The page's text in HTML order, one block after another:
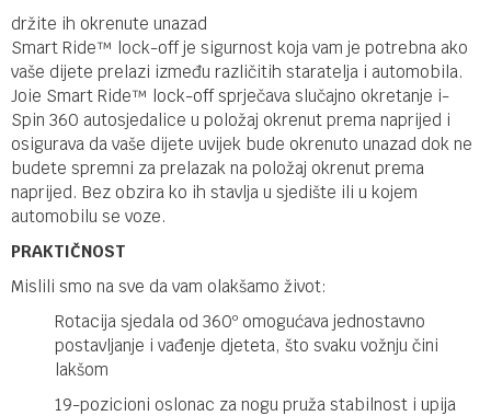
držite ih okrenute unazad
Smart Ride™ lock-off je sigurnost koja vam je potrebna ako
vaše dijete prelazi između različitih staratelja i automobila.
Joie Smart Ride™ lock-off sprječava slučajno okretanje i-
Spin 360 autosjedalice u položaj okrenut prema naprijed i
osigurava da vaše dijete uvijek bude okrenuto unazad dok ne
budete spremni za prelazak na položaj okrenut prema
naprijed. Bez obzira ko ih stavlja u sjedište ili u kojem
automobilu se voze.
PRAKTIČNOST
Mislili smo na sve da vam olakšamo život:
Rotacija sjedala od 360º omogućava jednostavno
postavljanje i vađenje djeteta, što svaku vožnju čini
lakšom
19-pozicioni oslonac za nogu pruža stabilnost i upija